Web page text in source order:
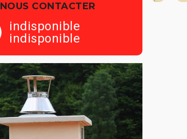
NOUS CONTACTER
indisponible
indisponible